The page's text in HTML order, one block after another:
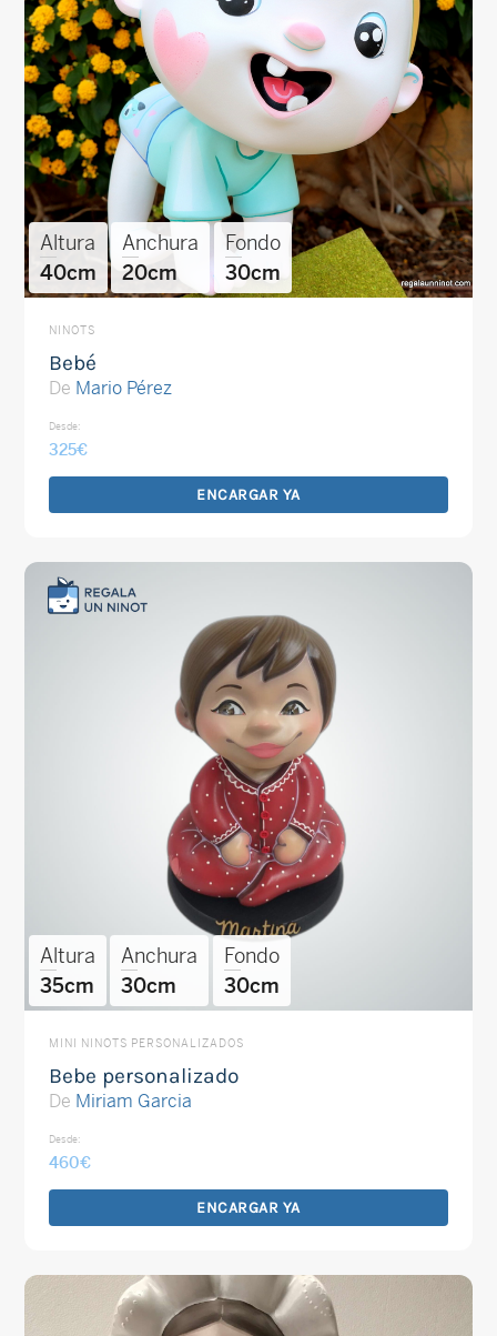
Altura
40cm
Anchura
20cm
Fondo
30cm
NINOTS
Bebé
De Mario Pérez
Desde:
325€
ENCARGAR YA
Altura
35cm
Anchura
30cm
Fondo
30cm
MINI NINOTS PERSONALIZADOS
Bebe personalizado
De Miriam Garcia
Desde:
460€
ENCARGAR YA